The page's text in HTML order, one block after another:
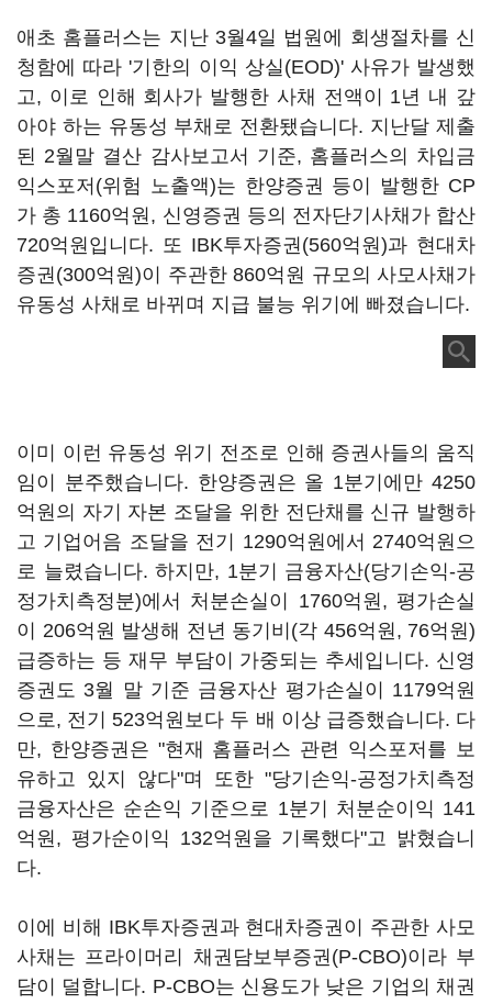
애초 홈플러스는 지난 3월4일 법원에 회생절차를 신
청함에 따라 '기한의 이익 상실(EOD)' 사유가 발생했
고, 이로 인해 회사가 발행한 사채 전액이 1년 내 갚
아야 하는 유동성 부채로 전환됐습니다. 지난달 제출
된 2월말 결산 감사보고서 기준, 홈플러스의 차입금
익스포저(위험 노출액)는 한양증권 등이 발행한 CP
가 총 1160억원, 신영증권 등의 전자단기사채가 합산
720억원입니다. 또 IBK투자증권(560억원)과 현대차
증권(300억원)이 주관한 860억원 규모의 사모사채가
유동성 사채로 바뀌며 지급 불능 위기에 빠졌습니다.
이미 이런 유동성 위기 전조로 인해 증권사들의 움직
임이 분주했습니다. 한양증권은 올 1분기에만 4250
억원의 자기 자본 조달을 위한 전단채를 신규 발행하
고 기업어음 조달을 전기 1290억원에서 2740억원으
로 늘렸습니다. 하지만, 1분기 금융자산(당기손익-공
정가치측정분)에서 처분손실이 1760억원, 평가손실
이 206억원 발생해 전년 동기비(각 456억원, 76억원)
급증하는 등 재무 부담이 가중되는 추세입니다. 신영
증권도 3월 말 기준 금융자산 평가손실이 1179억원
으로, 전기 523억원보다 두 배 이상 급증했습니다. 다
만, 한양증권은 "현재 홈플러스 관련 익스포저를 보
유하고 있지 않다"며 또한 "당기손익-공정가치측정
금융자산은 순손익 기준으로 1분기 처분순이익 141
억원, 평가순이익 132억원을 기록했다"고 밝혔습니
다.
이에 비해 IBK투자증권과 현대차증권이 주관한 사모
사채는 프라이머리 채권담보부증권(P-CBO)이라 부
담이 덜합니다. P-CBO는 신용도가 낮은 기업의 채권